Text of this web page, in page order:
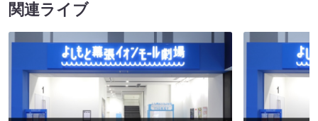
関連ライブ